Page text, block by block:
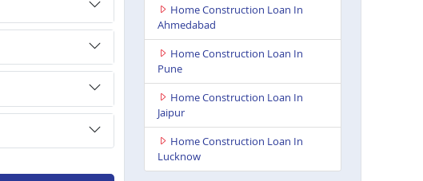
Home Construction Loan In
Ahmedabad
Home Construction Loan In
Pune
Home Construction Loan In
Jaipur
Home Construction Loan In
Lucknow